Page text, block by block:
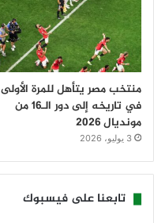
منتخب مصر يتأهل للمرة الأولى
في تاريخه إلى دور الـ16 من
مونديال 2026
3 يوليو، 2026
تابعنا على فيسبوك